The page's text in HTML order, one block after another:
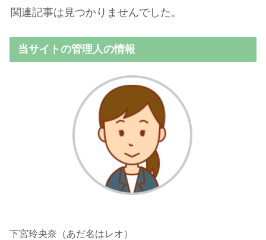
関連記事は見つかりませんでした。
当サイトの管理人の情報
下宮玲央奈（あだ名はレオ）